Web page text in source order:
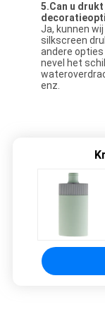
5.Can u
Ja, kunnen
silkscreen
andere
nevel het
enz.